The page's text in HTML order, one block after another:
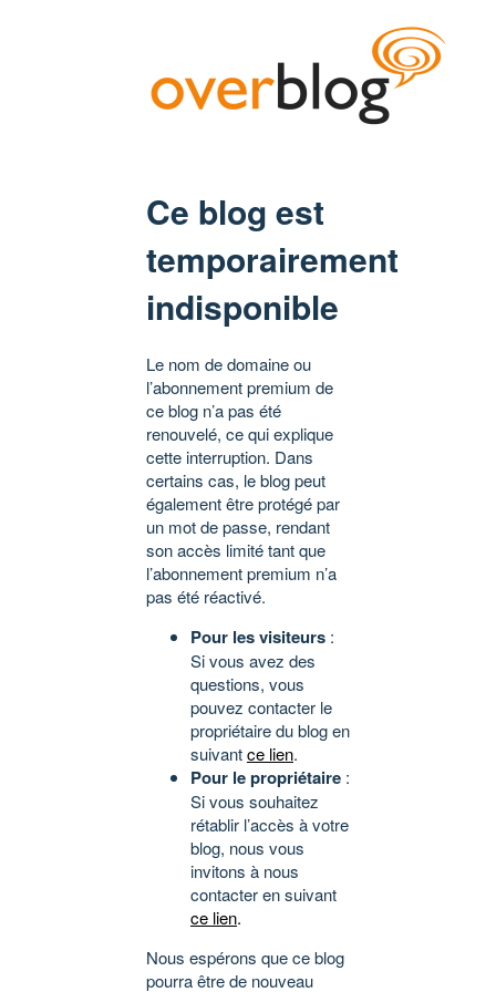
Ce blog est
temporairement
indisponible
Le nom de domaine ou
l’abonnement premium de
ce blog n’a pas été
renouvelé, ce qui explique
cette interruption. Dans
certains cas, le blog peut
également être protégé par
un mot de passe, rendant
son accès limité tant que
l’abonnement premium n’a
pas été réactivé.
Pour les visiteurs :
Si vous avez des
questions, vous
pouvez contacter le
propriétaire du blog en
suivantce lien.
Pour le propriétaire :
Si vous souhaitez
rétablir l’accès à votre
blog, nous vous
invitons à nous
contacter en suivant
ce lien.
Nous espérons que ce blog
pourra être de nouveau